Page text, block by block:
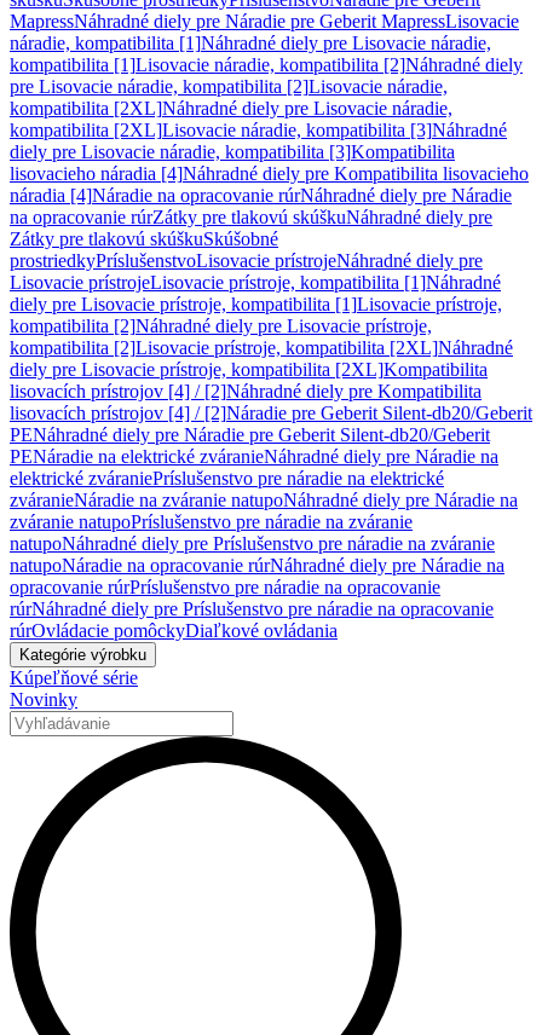
MapressNáhradné diely pre Náradie pre Geberit MapressLisovacie
náradie, kompatibilita [1]Náhradné diely pre Lisovacie náradie,
kompatibilita [1]Lisovacie náradie, kompatibilita [2]Náhradné diely
pre Lisovacie náradie, kompatibilita [2]Lisovacie náradie,
kompatibilita [2XL]Náhradné diely pre Lisovacie náradie,
kompatibilita [2XL]Lisovacie náradie, kompatibilita [3]Náhradné
diely pre Lisovacie náradie, kompatibilita [3]Kompatibilita
lisovacieho náradia [4]Náhradné diely pre Kompatibilita lisovacieho
náradia [4]Náradie na opracovanie rúrNáhradné diely pre Náradie
na opracovanie rúrZátky pre tlakovú skúškuNáhradné diely pre
Zátky pre tlakovú skúškuSkúšobné
prostriedkyPríslušenstvoLisovacie prístrojeNáhradné diely pre
Lisovacie prístrojeLisovacie prístroje, kompatibilita [1]Náhradné
diely pre Lisovacie prístroje, kompatibilita [1]Lisovacie prístroje,
kompatibilita [2]Náhradné diely pre Lisovacie prístroje,
kompatibilita [2]Lisovacie prístroje, kompatibilita [2XL]Náhradné
diely pre Lisovacie prístroje, kompatibilita [2XL]Kompatibilita
lisovacích prístrojov [4] / [2]Náhradné diely pre Kompatibilita
lisovacích prístrojov [4] / [2]Náradie pre Geberit Silent-db20/Geberit
PENáhradné diely pre Náradie pre Geberit Silent-db20/Geberit
PENáradie na elektrické zváranieNáhradné diely pre Náradie na
elektrické zváraniePríslušenstvo pre náradie na elektrické
zváranieNáradie na zváranie natupoNáhradné diely pre Náradie na
zváranie natupoPríslušenstvo pre náradie na zváranie
natupoNáhradné diely pre Príslušenstvo pre náradie na zváranie
natupoNáradie na opracovanie rúrNáhradné diely pre Náradie na
opracovanie rúrPríslušenstvo pre náradie na opracovanie
rúrNáhradné diely pre Príslušenstvo pre náradie na opracovanie
rúrOvládacie pomôckyDiaľkové ovládania
Kategórie výrobku
Kúpeľňové série
Novinky